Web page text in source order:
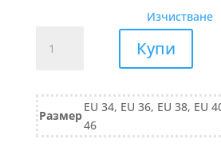
Изчистване
719/25
черно
Купи
Размер
EU 34, EU 36, EU 38, EU
46